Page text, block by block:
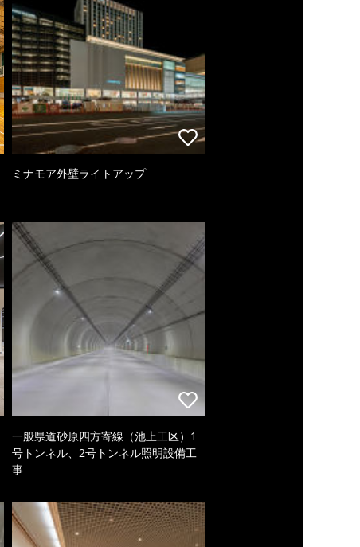
ミナモア外壁ライトアップ
一般県道砂原四方寄線（池上工区）1
号トンネル、2号トンネル照明設備工
事